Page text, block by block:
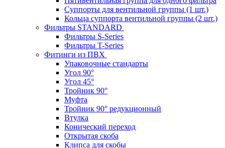
Суппорты для вентильной группы (1 шт.)
Кольца суппорта вентильной группы (2 шт.)
Фильтры STANDARD
Фильтры S-Series
Фильтры T-Series
Фитинги из ПВХ
Упаковочные стандарты
Угол 90°
Угол 45°
Тройник 90°
Муфта
Тройник 90° редукционный
Втулка
Конический переход
Открытая скоба
Клипса для скобы